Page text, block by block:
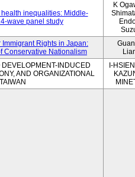
inequalities: Middle-
wave panel study
K
Rights in Japan:
Conservative Nationalism
DEVELOPMENT-INDUCED
AND ORGANIZATIONAL
I-